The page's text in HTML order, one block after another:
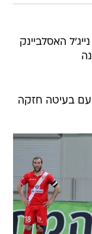
האסלביינק
עם בעיטה חזקה